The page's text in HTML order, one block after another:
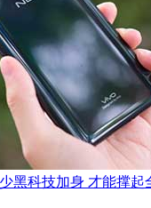
黑科技加身 才能撑起